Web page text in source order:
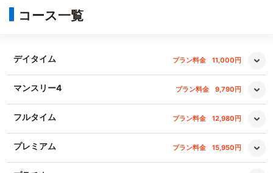
コース一覧
デイタイム プラン料金 11,000円
マンスリー4 プラン料金 9,790円
フルタイム プラン料金 12,980円
プレミアム プラン料金 15,950円